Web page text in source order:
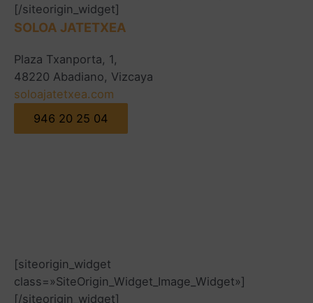
[/siteorigin_widget]
SOLOA JATETXEA
Plaza Txanporta, 1,
48220 Abadiano, Vizcaya
soloajatetxea.com
946 20 25 04
[siteorigin_widget
class=»SiteOrigin_Widget_Image_Widget»]
[/siteorigin_widget]